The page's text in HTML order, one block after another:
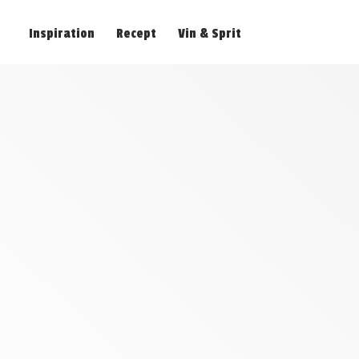
Inspiration Recept Vin & Sprit